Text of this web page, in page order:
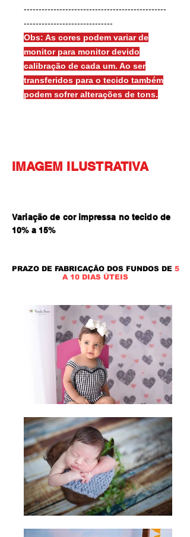
------------------------------------------------
------------------------------
Obs: As cores podem variar de
monitor para monitor devido
calibração de cada um. Ao ser
transferidos para o tecido também
podem sofrer alterações de tons.
IMAGEM ILUSTRATIVA
Variação de cor impressa no tecido de
10% a 15%
PRAZO DE FABRICAÇÃO DOS FUNDOS DE 5
A 10 DIAS ÚTEIS